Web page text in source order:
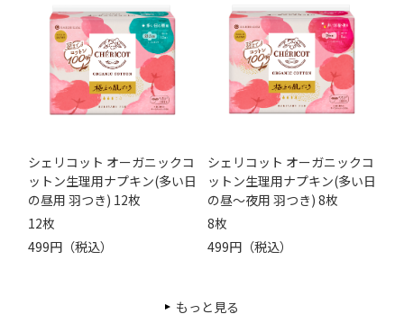
シェリコット オーガニックコ
ットン生理用ナプキン(多い日
の昼用 羽つき) 12枚
12枚
499円（税込）
シェリコット オーガニックコ
ットン生理用ナプキン(多い日
の昼～夜用 羽つき) 8枚
8枚
499円（税込）
もっと見る